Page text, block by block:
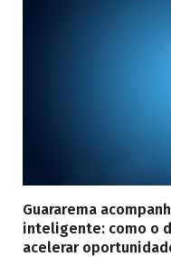
Guararema
inteligente: como o
acelerar